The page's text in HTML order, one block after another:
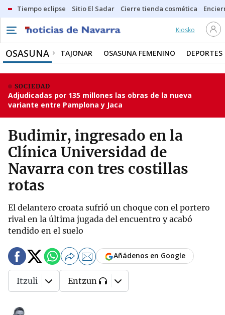
Tiempo eclipse Sitio El Sadar Cierre tienda cosmética
Kiosko
OSASUNA TAJONAR OSASUNA FEMENINO DEPORTES
SOCIEDAD
Adjudicadas por 135 millones las obras de la nueva
variante entre Pamplona y Jaca
Budimir, ingresado en la
Clínica Universidad de
Navarra con tres costillas
rotas
El delantero croata sufrió un choque con el portero
rival en la última jugada del encuentro y acabó
tendido en el suelo
Añádenos en Google
Itzuli Entzun